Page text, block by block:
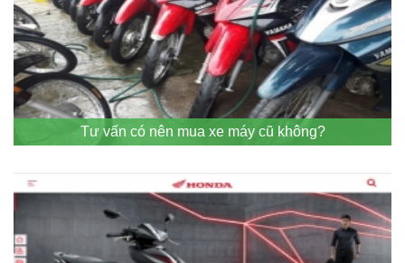
Tư vấn có nên mua xe máy cũ không?